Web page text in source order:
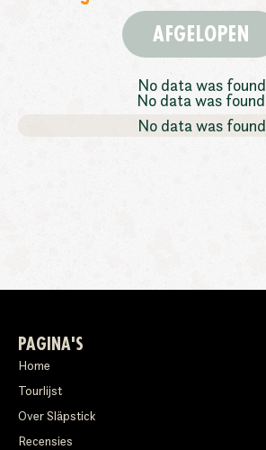
AFGELOPEN
No data was found
No data was found
No data was found
PAGINA'S
Home
Tourlijst
Over Släpstick
Recensies